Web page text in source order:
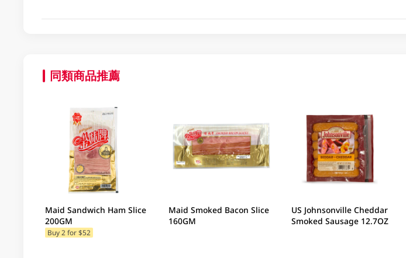
同類商品推薦
Maid Sandwich Ham Slice
200GM
Buy 2 for $52
Maid Smoked Bacon Slice
160GM
US Johnsonville Cheddar
Smoked Sausage 12.7OZ